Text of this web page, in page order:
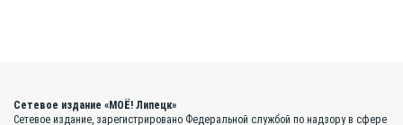
Сетевое издание «МОЁ! Липецк»
Сетевое издание, зарегистрировано Федеральной службой по надзору в сфере